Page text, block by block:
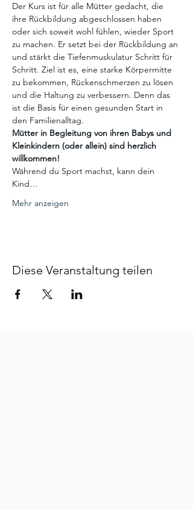
Der Kurs ist für alle Mütter gedacht, die
ihre Rückbildung abgeschlossen haben
oder sich soweit wohl fühlen, wieder Sport
zu machen. Er setzt bei der Rückbildung an
und stärkt die Tiefenmuskulatur Schritt für
Schritt. Ziel ist es, eine starke Körpermitte
zu bekommen, Rückenschmerzen zu lösen
und die Haltung zu verbessern. Denn das
ist die Basis für einen gesunden Start in
den Familienalltag.
Mütter in Begleitung von ihren Babys und
Kleinkindern (oder allein) sind herzlich
willkommen!
Während du Sport machst, kann dein
Kind…
Mehr anzeigen
Diese Veranstaltung teilen